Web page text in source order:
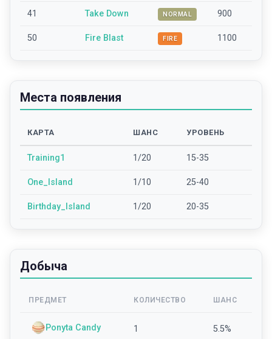
41 Take Down NORMAL 900
50 Fire Blast FIRE 1100
Места появления
КАРТА ШАНС УРОВЕНЬ
Training1 1/20 15-35
One_Island 1/10 25-40
Birthday_Island 1/20 20-35
Добыча
ПРЕДМЕТ КОЛИЧЕСТВО ШАНС
Ponyta Candy 1 5.5%